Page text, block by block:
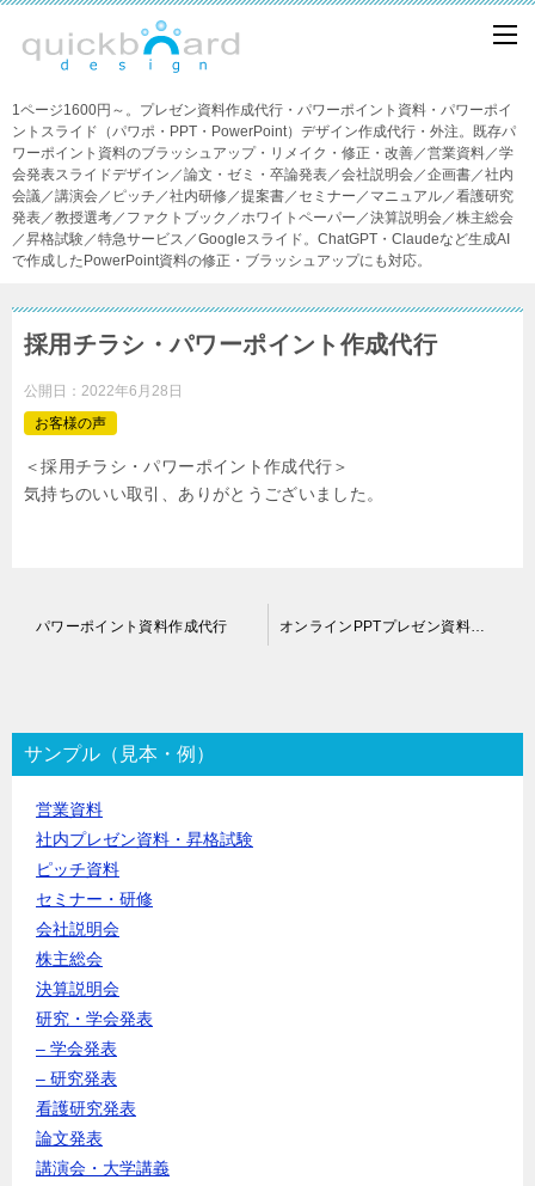
1ページ1600円～。プレゼン資料作成代行・パワーポイント資料・パワーポイ
ントスライド（パワポ・PPT・PowerPoint）デザイン作成代行・外注。既存パ
ワーポイント資料のブラッシュアップ・リメイク・修正・改善／営業資料／学
会発表スライドデザイン／論文・ゼミ・卒論発表／会社説明会／企画書／社内
会議／講演会／ピッチ／社内研修／提案書／セミナー／マニュアル／看護研究
発表／教授選考／ファクトブック／ホワイトペーパー／決算説明会／株主総会
／昇格試験／特急サービス／Googleスライド。ChatGPT・Claudeなど生成AI
で作成したPowerPoint資料の修正・ブラッシュアップにも対応。
採用チラシ・パワーポイント作成代行
公開日： 2022年6月28日
お客様の声
＜採用チラシ・パワーポイント作成代行＞
気持ちのいい取引、ありがとうございました。
ゲ
ー
シ
パワーポイント資料作成代行 オンラインPPTプレゼン資料作成代行
サンプル（見本・例）
営業資料
社内プレゼン資料・昇格試験
ピッチ資料
セミナー・研修
会社説明会
株主総会
決算説明会
研究・学会発表
– 学会発表
– 研究発表
看護研究発表
論文発表
講演会・大学講義